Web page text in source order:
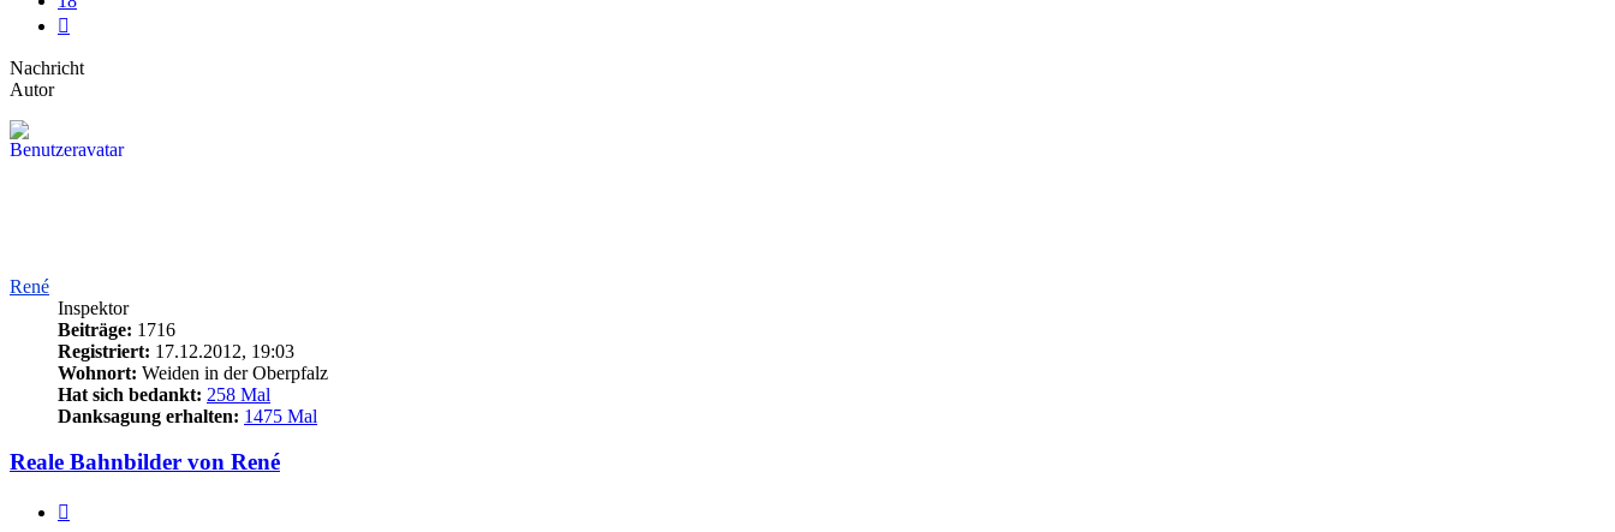
Nachricht
Autor
René
Inspektor
Beiträge: 1716
Registriert: 17.12.2012, 19:03
Wohnort: Weiden in der Oberpfalz
Hat sich bedankt: 258 Mal
Danksagung erhalten: 1475 Mal
Reale Bahnbilder von René